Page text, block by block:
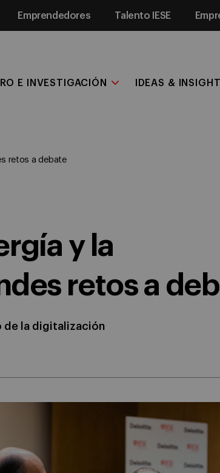
Emprendedores Talento IESE
E INVESTIGACIÓN IDEAS &
retos a debate
y la
retos a
de la digitalización